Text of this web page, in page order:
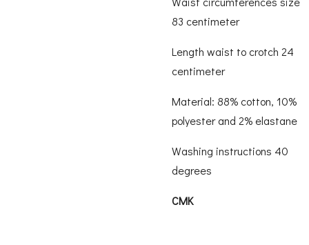
83 centimeter
Length waist to crotch 24
centimeter
Material: 88% cotton, 10%
polyester and 2% elastane
Washing instructions 40
degrees
CMK